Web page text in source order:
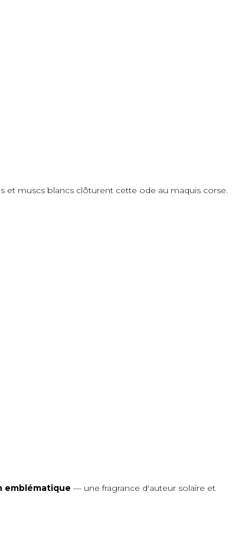
et muscs blancs clôturent cette ode au maquis corse.
emblématique — une fragrance d'auteur solaire et